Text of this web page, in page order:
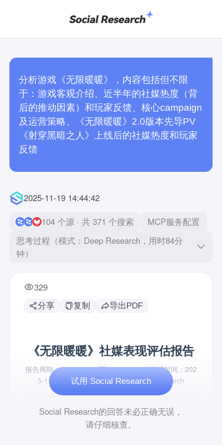
分析游戏《无限暖暖》，内容包括但不限
于：游戏客观介绍、近半年的社媒热度（背
后的推动因素）和玩家反馈、核心campaign
及运营策略、《无限暖暖》2.0版本先导PV
《射穿黑暗之人》上线后的社媒热度和玩家
反馈
2025-11-19 14:44:42
104 个源 · 共 371 个搜索
MCP服务配置
思考过程（模式：Deep Research，用时84分
钟）
329
分享 复制 导出PDF
试用 Social Research
Social Research的回答未必正确无误，
请仔细核查。